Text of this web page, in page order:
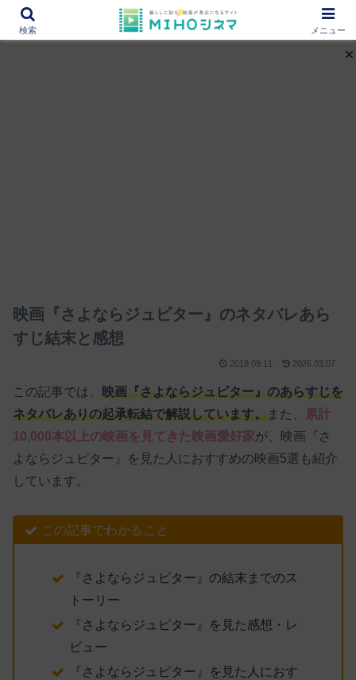
12000作品を紹介！あなたの映画図書館『MIHOシネマ』
映画『さよならジュピター』のネタバレあら
すじ結末と感想
2019.09.11 2026.03.07
この記事では、 映画『さよならジュピター』のあらすじを
ネタバレありの起承転結で解説しています。 また、
累計
10,000本以上の映画を見てきた映画愛好家が、映画『さ
よならジュピター』を見た人におすすめの映画5選も紹介
しています。
この記事でわかること
『さよならジュピター』の結末までのス
トーリー
『さよならジュピター』を見た感想・レ
ビュー
『さよならジュピター』を見た人におす
検索 メニュー